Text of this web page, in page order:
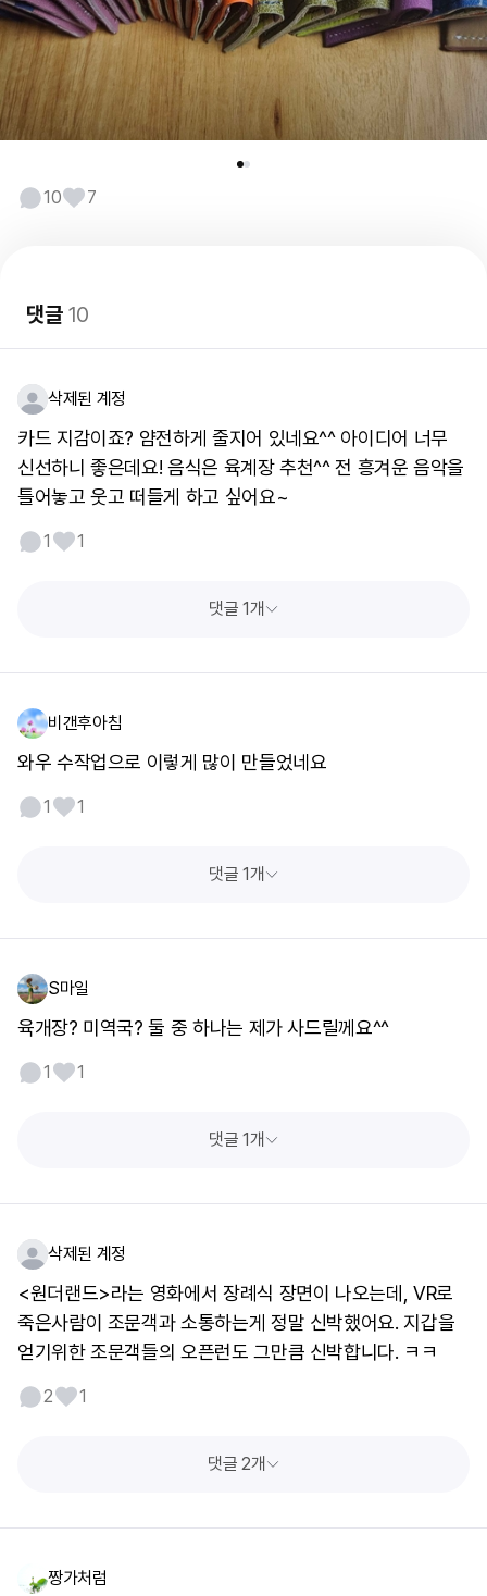
10 7
댓글10
삭제된 계정
카드 지감이죠? 얌전하게 줄지어 있네요^^ 아이디어 너무
신선하니 좋은데요! 음식은 육계장 추천^^ 전 흥겨운 음악을
틀어놓고 웃고 떠들게 하고 싶어요~
1 1
댓글 1개
비갠후아침
와우 수작업으로 이렇게 많이 만들었네요
1 1
댓글 1개
S마일
육개장? 미역국? 둘 중 하나는 제가 사드릴께요^^
1 1
댓글 1개
삭제된 계정
<원더랜드>라는 영화에서 장례식 장면이 나오는데, VR로
죽은사람이 조문객과 소통하는게 정말 신박했어요. 지갑을
얻기위한 조문객들의 오픈런도 그만큼 신박합니다. ㅋㅋ
2 1
댓글 2개
짱가처럼